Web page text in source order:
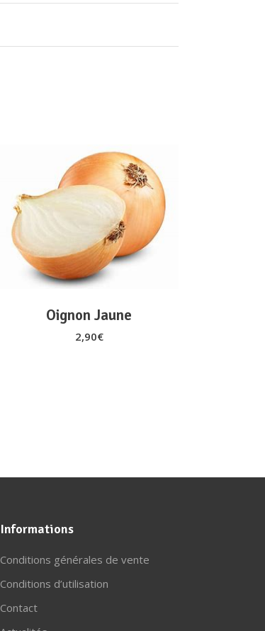
AJOUTER AU PANIER
Oignon Jaune
2,90€
Informations
Conditions générales de vente
Conditions d’utilisation
Contact